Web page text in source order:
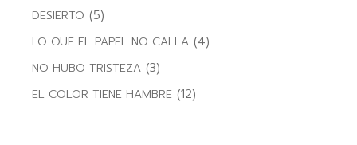
DESIERTO (5)
LO QUE EL PAPEL NO CALLA (4)
NO HUBO TRISTEZA (3)
EL COLOR TIENE HAMBRE (12)